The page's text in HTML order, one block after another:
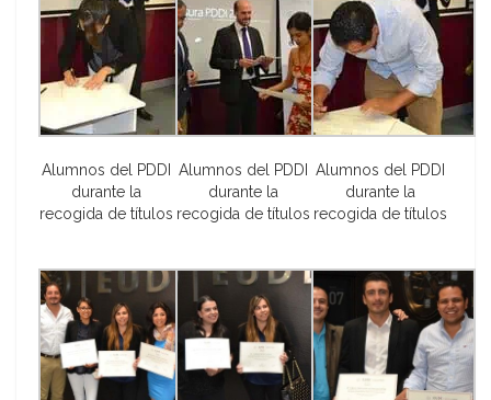
Alumnos del PDDI
durante la
recogida de títulos
Alumnos del PDDI
durante la
recogida de títulos
Alumnos del PDDI
durante la
recogida de títulos